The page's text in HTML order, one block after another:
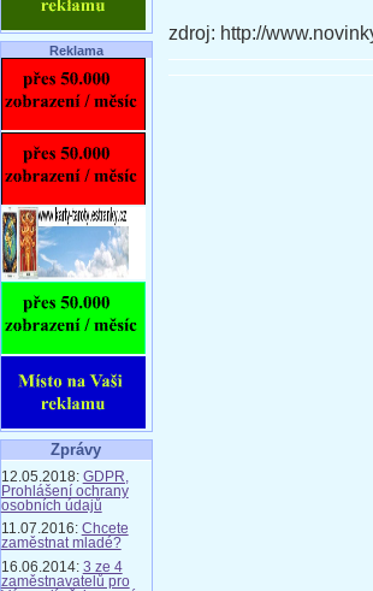
Reklama
Zprávy
12.05.2018: GDPR,
Prohlášení ochrany
osobních údajů
11.07.2016: Chcete
zaměstnat mladé?
16.06.2014: 3 ze 4
zaměstnavatelů pro
zdroj: http://